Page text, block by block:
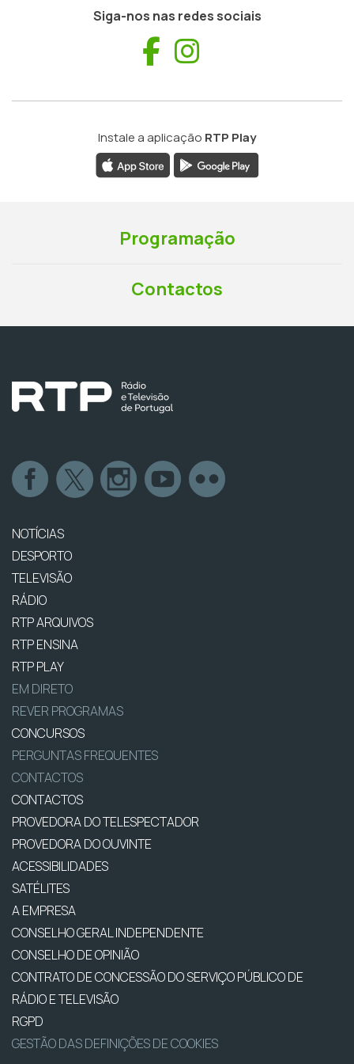
Siga-nos nas redes sociais
Facebook
Instale a aplicação RTP Play
Programação
Contactos
NOTÍCIAS
DESPORTO
TELEVISÃO
RÁDIO
RTP ARQUIVOS
RTP ENSINA
RTP PLAY
EM DIRETO
REVER PROGRAMAS
CONCURSOS
PERGUNTAS FREQUENTES
CONTACTOS
CONTACTOS
PROVEDORA DO TELESPECTADOR
PROVEDORA DO OUVINTE
ACESSIBILIDADES
SATÉLITES
A EMPRESA
CONSELHO GERAL INDEPENDENTE
CONSELHO DE OPINIÃO
CONTRATO DE CONCESSÃO DO SERVIÇO PÚBLICO DE
RÁDIO E TELEVISÃO
RGPD
GESTÃO DAS DEFINIÇÕES DE COOKIES